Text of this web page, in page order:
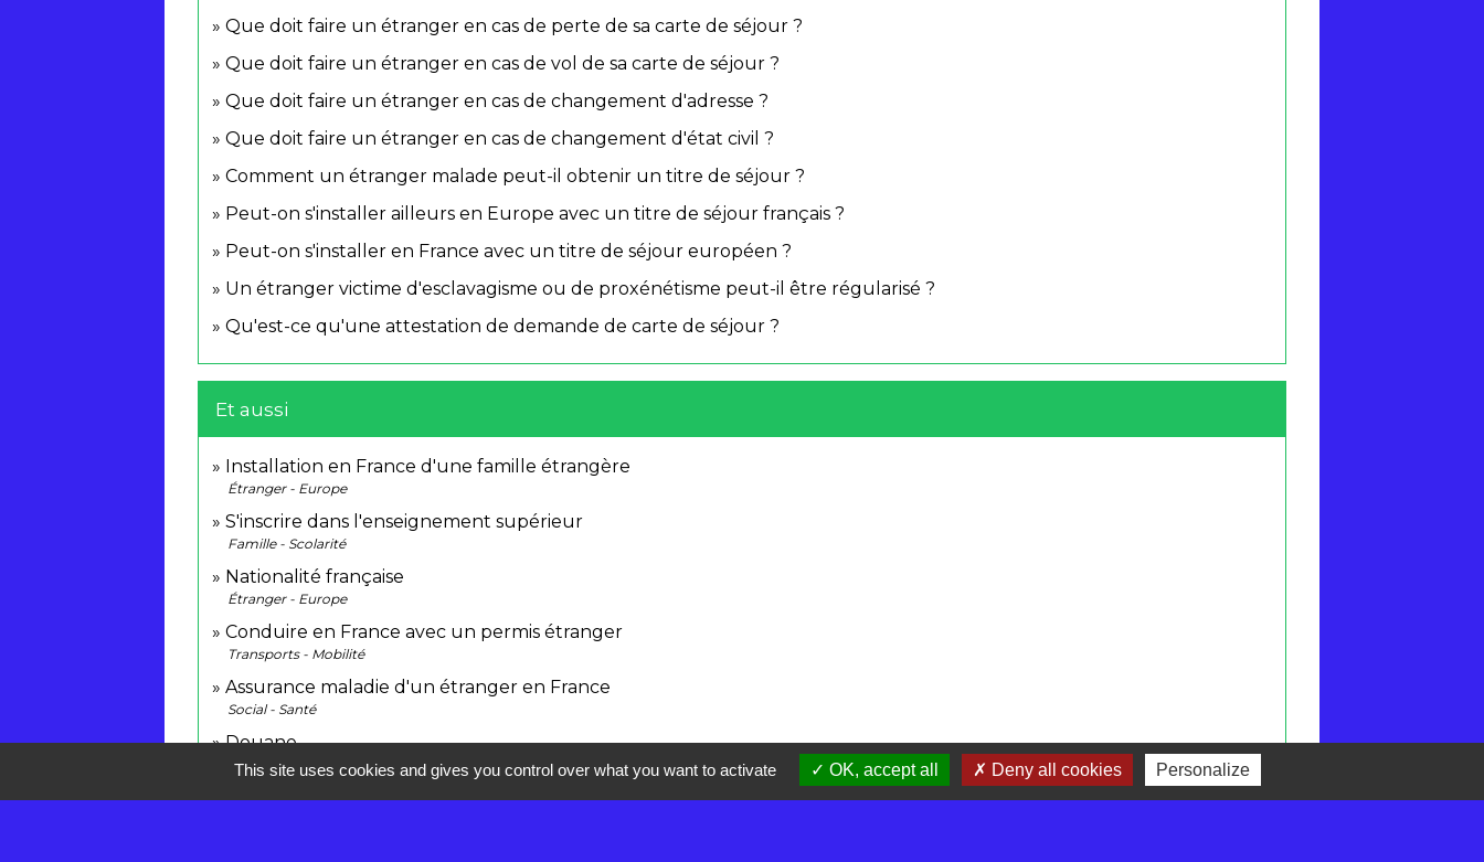
Que doit faire un étranger en cas de perte de sa carte de séjour ?
Que doit faire un étranger en cas de vol de sa carte de séjour ?
Que doit faire un étranger en cas de changement d'adresse ?
Que doit faire un étranger en cas de changement d'état civil ?
Comment un étranger malade peut-il obtenir un titre de séjour ?
Peut-on s'installer ailleurs en Europe avec un titre de séjour français ?
Peut-on s'installer en France avec un titre de séjour européen ?
Un étranger victime d'esclavagisme ou de proxénétisme peut-il être régularisé ?
Qu'est-ce qu'une attestation de demande de carte de séjour ?
Et aussi
Installation en France d'une famille étrangère
Étranger - Europe
S'inscrire dans l'enseignement supérieur
Famille - Scolarité
Nationalité française
Étranger - Europe
Conduire en France avec un permis étranger
Transports - Mobilité
Assurance maladie d'un étranger en France
Social - Santé
Douane
Argent - Impôts - Consommation
This site uses cookies and gives you control over what you want to activate OK, accept all Deny all cookies Personalize